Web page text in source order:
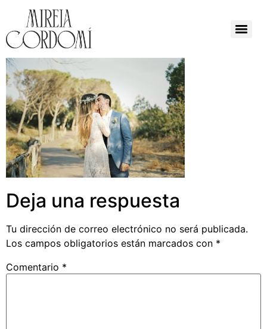
Deja una respuesta
Tu dirección de correo electrónico no será publicada.
Los campos obligatorios están marcados con *
Comentario *